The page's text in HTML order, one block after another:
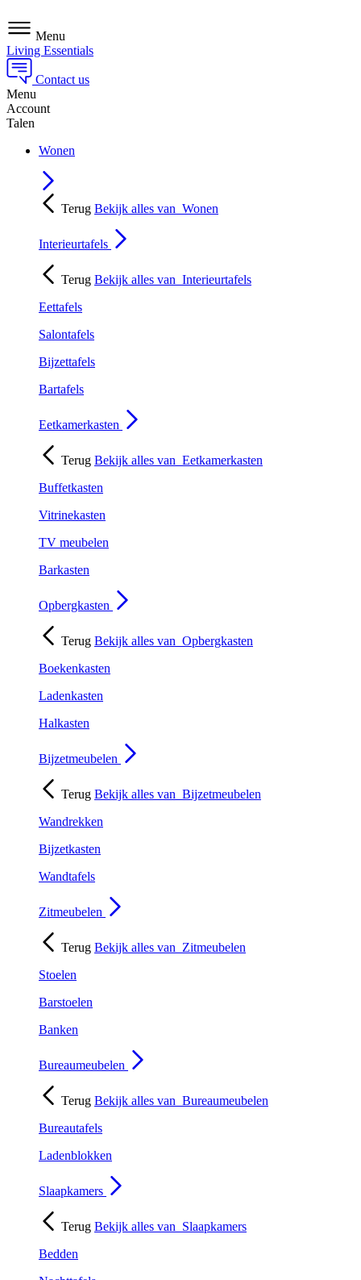
Menu
Living Essentials
Contact us
Menu
Account
Talen
Wonen
Terug Bekijk alles van Wonen
Interieurtafels
Terug Bekijk alles van Interieurtafels
Eettafels
Salontafels
Bijzettafels
Bartafels
Eetkamerkasten
Terug Bekijk alles van Eetkamerkasten
Buffetkasten
Vitrinekasten
TV meubelen
Barkasten
Opbergkasten
Terug Bekijk alles van Opbergkasten
Boekenkasten
Ladenkasten
Halkasten
Bijzetmeubelen
Terug Bekijk alles van Bijzetmeubelen
Wandrekken
Bijzetkasten
Wandtafels
Zitmeubelen
Terug Bekijk alles van Zitmeubelen
Stoelen
Barstoelen
Banken
Bureaumeubelen
Terug Bekijk alles van Bureaumeubelen
Bureautafels
Ladenblokken
Slaapkamers
Terug Bekijk alles van Slaapkamers
Bedden